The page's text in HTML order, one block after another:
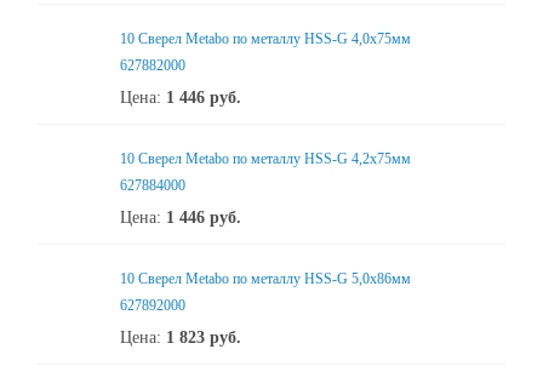
10 Сверел Metabo по металлу HSS-G 4,0x75мм
627882000
Цена: 1 446 руб.
10 Сверел Metabo по металлу HSS-G 4,2x75мм
627884000
Цена: 1 446 руб.
10 Сверел Metabo по металлу HSS-G 5,0x86мм
627892000
Цена: 1 823 руб.